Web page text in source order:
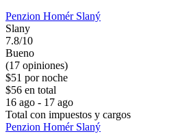
Penzion Homér Slaný
Slany
7.8/10
Bueno
(17 opiniones)
$51 por noche
$56 en total
16 ago - 17 ago
Total con impuestos y cargos
Penzion Homér Slaný